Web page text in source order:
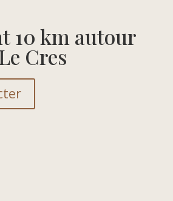
10 km autour
Cres